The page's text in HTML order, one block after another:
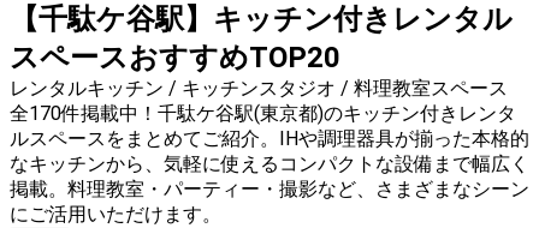
【千駄ケ谷駅】キッチン付きレンタル
スペースおすすめTOP20
レンタルキッチン / キッチンスタジオ / 料理教室スペース
全170件掲載中！千駄ケ谷駅(東京都)のキッチン付きレンタ
ルスペースをまとめてご紹介。IHや調理器具が揃った本格的
なキッチンから、気軽に使えるコンパクトな設備まで幅広く
掲載。料理教室・パーティー・撮影など、さまざまなシーン
にご活用いただけます。